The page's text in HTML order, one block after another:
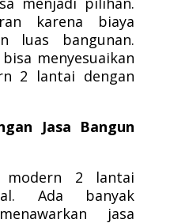
karena biaya
luas bangunan.
menyesuaikan
2 lantai dengan
Jasa Bangun
modern 2 lantai
Ada banyak
jasa